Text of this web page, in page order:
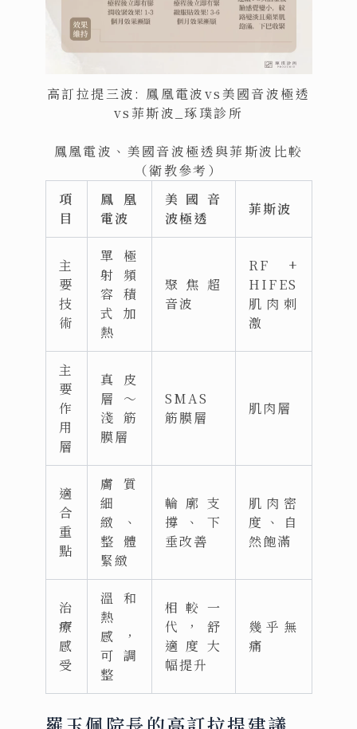
高訂拉提三波: 鳳凰電波vs美國音波極透
vs菲斯波_琢璞診所
鳳凰電波、美國音波極透與菲斯波比較
（衛教參考）
項
目
鳳凰
電波
美國音
波極透
菲斯波
主
要
技
術
單極
射頻
容積
式加
熱
聚焦超
音波
RF +
HIFES
肌肉刺
激
主
要
作
用
層
真皮
層～
淺筋
膜層
SMAS
筋膜層
肌肉層
適
合
重
點
膚質
細
緻、
整體
緊緻
輪廓支
撐、下
垂改善
肌肉密
度、自
然飽滿
治
療
感
受
溫和
熱
感，
可調
整
相較一
代，舒
適度大
幅提升
幾乎無
痛